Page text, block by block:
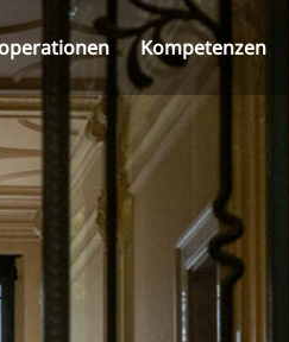
Kompetenzen